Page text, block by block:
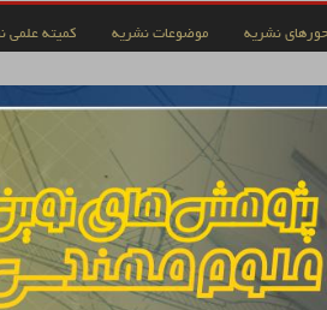
نشریه موضوعات نشریه کمیته علمی